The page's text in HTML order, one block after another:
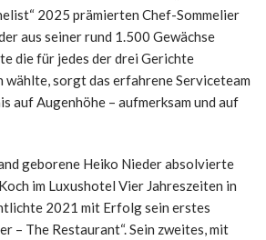
2025 prämierten Chef-Sommelier
aus seiner rund 1.500 Gewächse
die für jedes der drei Gerichte
wählte, sorgt das erfahrene Serviceteam
auf Augenhöhe – aufmerksam und auf
geborene Heiko Nieder absolvierte
im Luxushotel Vier Jahreszeiten in
2021 mit Erfolg sein erstes
– The Restaurant“. Sein zweites, mit